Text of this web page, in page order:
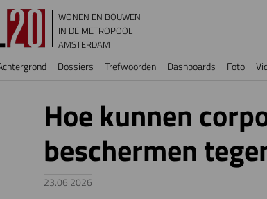
gaan
WONEN EN BOUWEN
IN DE METROPOOL
AMSTERDAM
Dossiers Trefwoorden Dashboards Foto
Hoe kunnen
beschermen
23.06.2026